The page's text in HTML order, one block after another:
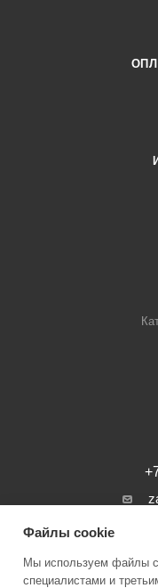
г. Санкт-
Файлы cookie
Мы используем файлы
специалистами и